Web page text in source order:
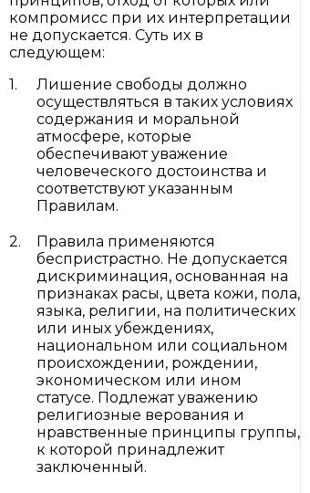
компромисс при их интерпретации
не допускается. Суть их в
следующем:
Лишение свободы должно
осуществляться в таких условиях
содержания и моральной
атмосфере, которые
обеспечивают уважение
человеческого достоинства и
соответствуют указанным
Правилам.
Правила применяются
беспристрастно. Не допускается
дискриминация, основанная на
признаках расы, цвета кожи, пола,
языка, религии, на политических
или иных убеждениях,
национальном или социальном
происхождении, рождении,
экономическом или ином
статусе. Подлежат уважению
религиозные верования и
нравственные принципы группы,
к которой принадлежит
заключенный.